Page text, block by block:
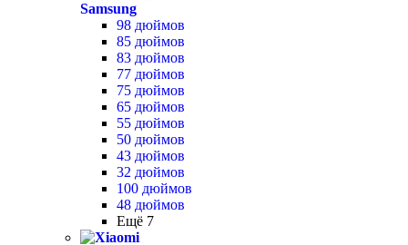
Samsung
98 дюймов
85 дюймов
83 дюймов
77 дюймов
75 дюймов
65 дюймов
55 дюймов
50 дюймов
43 дюймов
32 дюймов
100 дюймов
48 дюймов
Ещё 7